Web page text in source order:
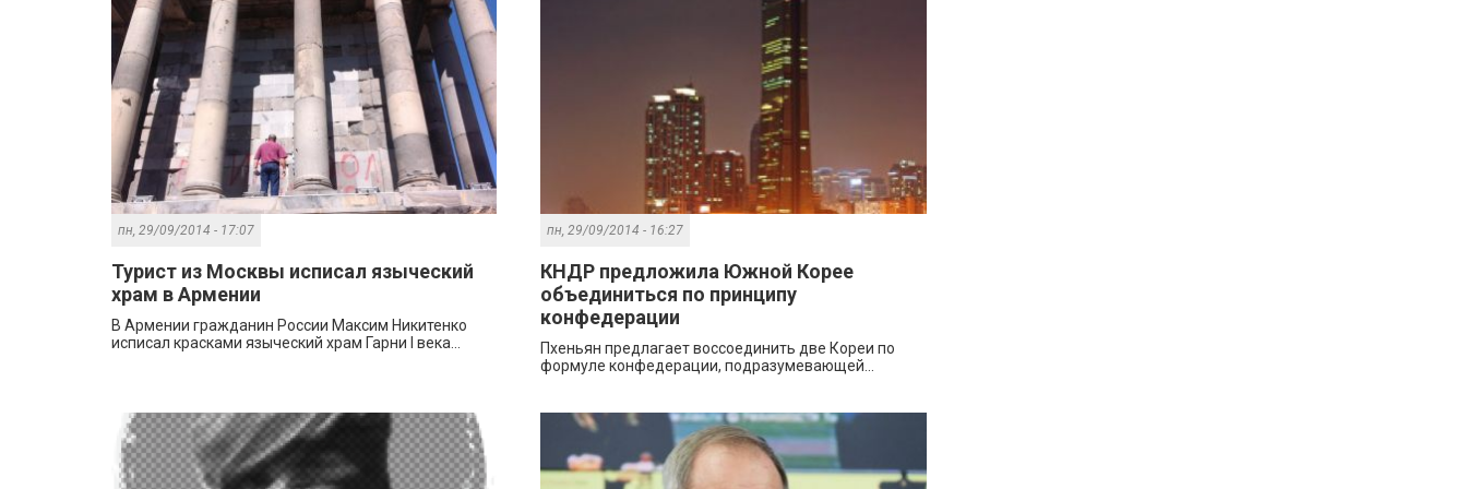
пн, 29/09/2014 - 17:07
Турист из Москвы исписал языческий
храм в Армении
В Армении гражданин России Максим Никитенко
исписал красками языческий храм Гарни I века...
пн, 29/09/2014 - 16:27
КНДР предложила Южной Корее
объединиться по принципу
конфедерации
Пхеньян предлагает воссоединить две Кореи по
формуле конфедерации, подразумевающей...